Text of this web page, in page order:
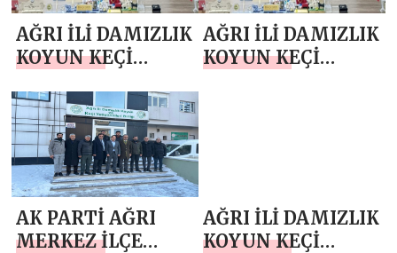
Mesajı
KADINLAR GÜNÜ
MESAJI
AĞRI İLİ DAMIZLIK
KOYUN KEÇİ
BİRLİĞİ BAŞKANI
MEHMET NURİ
SAMANCI `DAN
BERAT KANDİLİ
MESAJI
AĞRI İLİ DAMIZLIK
KOYUN KEÇİ
AK PARTİ AĞRI
MERKEZ İLÇE
AĞRI İLİ DAMIZLIK
KOYUN KEÇİ